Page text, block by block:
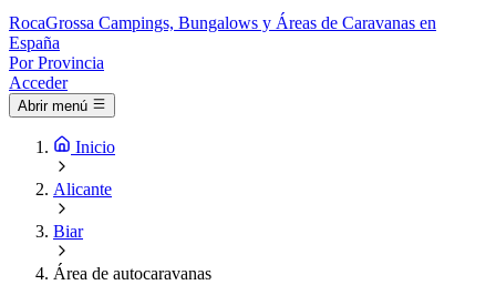
RocaGrossa Campings, Bungalows y Áreas de Caravanas en
España
Por Provincia
Acceder
Abrir menú
Inicio
Alicante
Biar
Área de autocaravanas